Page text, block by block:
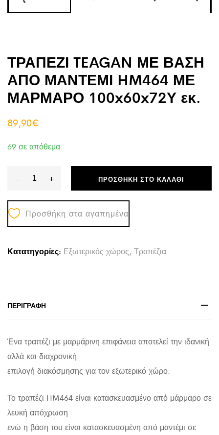
ΤΡΑΠΕΖΙ TEAGAN ΜΕ ΒΑΣΗ
ΑΠΟ ΜΑΝΤΕΜΙ HM464 ΜΕ
ΜΑΡΜΑΡΟ 100x60x72Υ εκ.
89,90€
69 σε απόθεμα
-
ΤΡΑΠΕΖΙ
TEAGAN
ΜΕ
ΒΑΣΗ
ΜΑΝΤΕΜΙ
ΜΑΡΜΑΡΟ
quantity
+ ΠΡΟΣΘΉΚΗ ΣΤΟ ΚΑΛΆΘΙ
Προσθήκη στα αγαπημένα
Κατατηγορίες: Εξωτερικός χώρος, Τραπέζια
ΠΕΡΙΓΡΑΦΉ
Ένα τραπέζι με μαρμάρινη επιφάνεια αποτελεί την ιδανική
αλλά και διαχρονική
επιλογή διακόσμησης για τον εξωτερικό χώρο.
Το τραπέζι HM464 είναι κατασκευασμένο από μάρμαρο σε
λευκή απόχρωση
ενώ η βάση του είναι κατασκευασμένη από μαντέμι σε